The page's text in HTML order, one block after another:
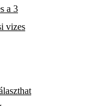
a 3
vizes